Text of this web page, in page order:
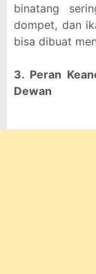
binatang
dompet, dan
bisa dibuat
3. Peran
Dewan